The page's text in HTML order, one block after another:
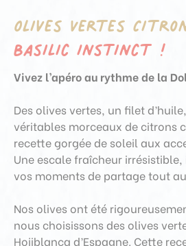
Olives Vertes
Basilic Instinct !
Vivez l’apéro au rythme de la
Des olives vertes, un filet
véritables morceaux de citrons
recette gorgée de soleil aux
Une escale fraîcheur
vos moments de partage tout
Nos olives ont été
nous choisissons des olives
Hojiblanca d’Espagne. Cette